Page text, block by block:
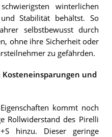
winterlichen
Stabilität behältst. So
selbstbewusst durch
ohne ihre Sicherheit oder
zu gefährden.
und
kommt noch
Rollwiderstand des Pirelli
hinzu. Dieser geringe